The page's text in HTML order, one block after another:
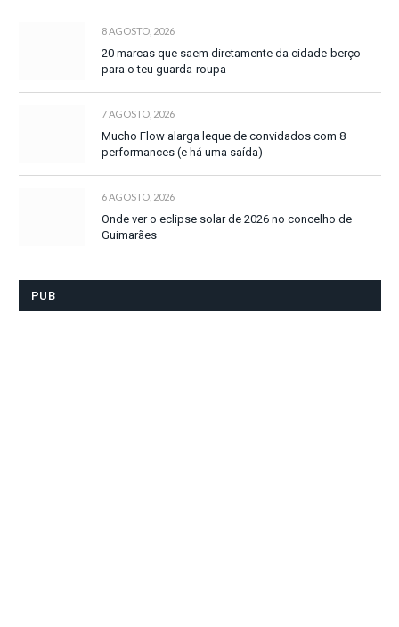
8 AGOSTO, 2026
20 marcas que saem diretamente da cidade-berço
para o teu guarda-roupa
7 AGOSTO, 2026
Mucho Flow alarga leque de convidados com 8
performances (e há uma saída)
6 AGOSTO, 2026
Onde ver o eclipse solar de 2026 no concelho de
Guimarães
PUB